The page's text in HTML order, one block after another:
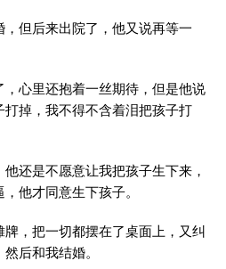
但后来出院了，他又说再等一
，心里还抱着一丝期待，但是他说
掉，我不得不含着泪把孩子打
还是不愿意让我把孩子生下来，
他才同意生下孩子。
，把一切都摆在了桌面上，又纠
后和我结婚。